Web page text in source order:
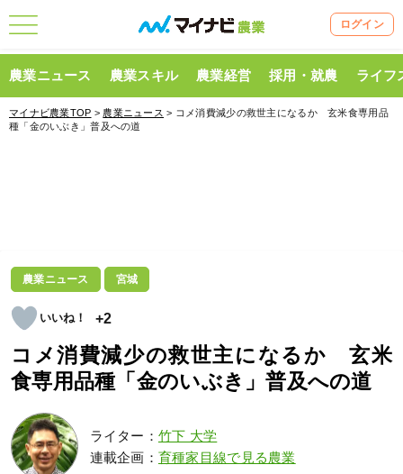
ログイン
農業ニュース 農業スキル 農業経営 採用・就農 ライフ
マイナビ農業TOP > 農業ニュース > コメ消費減少の救世主になるか 玄米食専用品
種「金のいぶき」普及への道
農業ニュース 宮城
+2
コメ消費減少の救世主になるか 玄米
食専用品種「金のいぶき」普及への道
ライター： 竹下 大学
連載企画： 育種家目線で見る農業